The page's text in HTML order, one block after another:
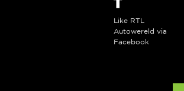
Like RTL
Autowereld via
Facebook